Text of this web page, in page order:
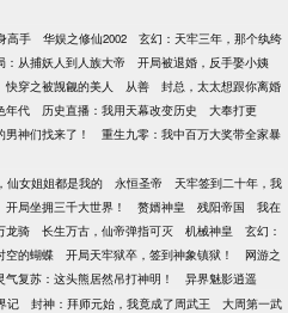
姬玉说——“我马不停蹄地奔赴一场
，沿路诸景皆为业火而我为鬼魅，
。她并没有拦我于半途，她只是望
跳声与我擦肩而过。我却舍了结局
转方向踩过业火去追她，说我陪你
万，美人千百。唯你一人，乱我心
世间最聪明最凉薄的人相爱了吗？
佛系冷静亡国公
说客男女主都很强，白切黑。本文将
倒v，倒过的读者请勿重复购买哦。
的支持，往后新文也请继续支持
正在努力多更博中……
高手 华娱之修仙2002
玄幻：天牢三年，那个纨绔
：从捕妖人到人族大帝
开局被退婚，反手娶小姨
快穿之被觊觎的美人 从善
封总，太太想跟你离婚
年代 历史直播：我用天幕改变历史
大奉打更
神们找来了！
重生九零：我中百万大奖带全家暴
仙女姐姐都是我的 永恒圣帝
天牢签到二十年，我
开局坐拥三千大世界！ 赘婿神皇 残阳帝国
我在
龙骑 长生万古，仙帝弹指可灭 机械神皇
玄幻：
空的蝴蝶 开局天牢狱卒，签到神象镇狱！
网游之
气复苏：这头熊居然吊打神明！ 异界魅影逍遥
记 封神：拜师元始，我竟成了周武王
大周第一武